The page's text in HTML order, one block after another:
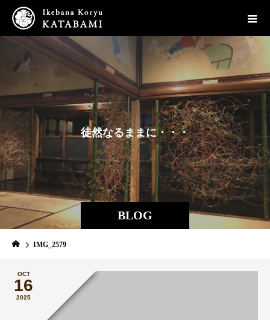
BLOG
徒然なるままに・・・
IMG_2579
OCT
16
2025